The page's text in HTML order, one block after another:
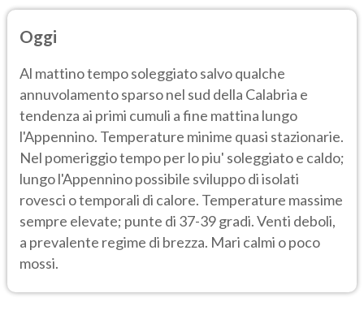
Oggi
Al mattino tempo soleggiato salvo qualche
annuvolamento sparso nel sud della Calabria e
tendenza ai primi cumuli a fine mattina lungo
l'Appennino. Temperature minime quasi stazionarie.
Nel pomeriggio tempo per lo piu' soleggiato e caldo;
lungo l'Appennino possibile sviluppo di isolati
rovesci o temporali di calore. Temperature massime
sempre elevate; punte di 37-39 gradi. Venti deboli,
a prevalente regime di brezza. Mari calmi o poco
mossi.